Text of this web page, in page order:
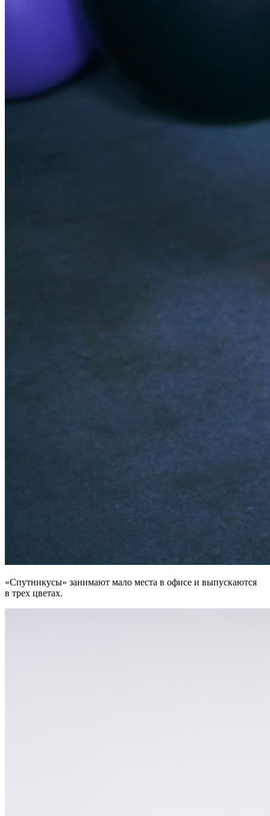
«Спутникусы» занимают мало места в офисе и выпускаются
в трех цветах.